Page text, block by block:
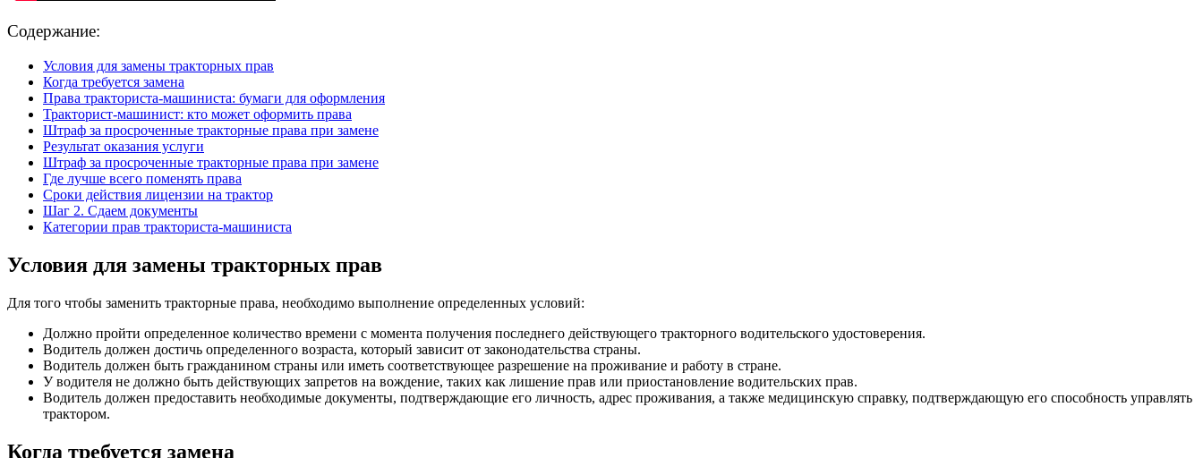
Содержание:
Условия для замены тракторных прав
Когда требуется замена
Права тракториста-машиниста: бумаги для оформления
Тракторист-машинист: кто может оформить права
Штраф за просроченные тракторные права при замене
Результат оказания услуги
Штраф за просроченные тракторные права при замене
Где лучше всего поменять права
Сроки действия лицензии на трактор
Шаг 2. Сдаем документы
Категории прав тракториста-машиниста
Условия для замены тракторных прав
Для того чтобы заменить тракторные права, необходимо выполнение определенных условий:
Должно пройти определенное количество времени с момента получения последнего действующего тракторного водительского удостоверения.
Водитель должен достичь определенного возраста, который зависит от законодательства страны.
Водитель должен быть гражданином страны или иметь соответствующее разрешение на проживание и работу в стране.
У водителя не должно быть действующих запретов на вождение, таких как лишение прав или приостановление водительских прав.
Водитель должен предоставить необходимые документы, подтверждающие его личность, адрес проживания, а также медицинскую справку, подтверждающую его способность управлять
трактором.
Когда требуется замена